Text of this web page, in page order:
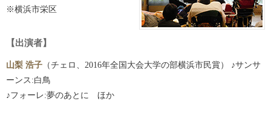
※横浜市栄区
【出演者】
山梨 浩子 （チェロ、2016年全国大会大学の部横浜市民賞） ♪サンサ
ーンス:白鳥
♪フォーレ:夢のあとに ほか